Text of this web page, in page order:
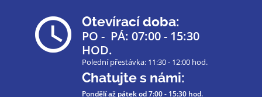
Otevírací doba:
PO - PÁ: 07:00 - 15:30
HOD.
Polední přestávka: 11:30 - 12:00 hod.
Chatujte s námi:
Pondělí až pátekod 7:00 - 15:30 hod.